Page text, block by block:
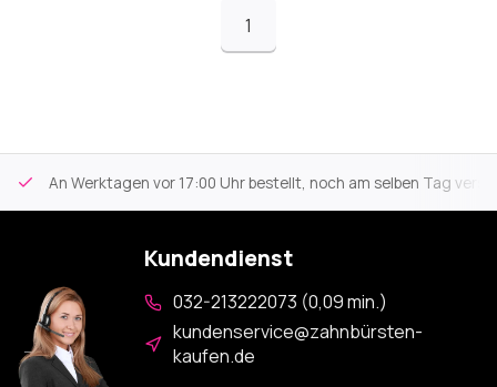
1
An Werktagen vor 17:00 Uhr bestellt, noch am selben Tag
Kundendienst
032-213222073 (0,09 min.)
kundenservice@zahnbürsten-
kaufen.de